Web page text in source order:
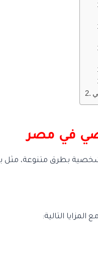
في مصر
بطرق متنوعة، مثل
التالية: